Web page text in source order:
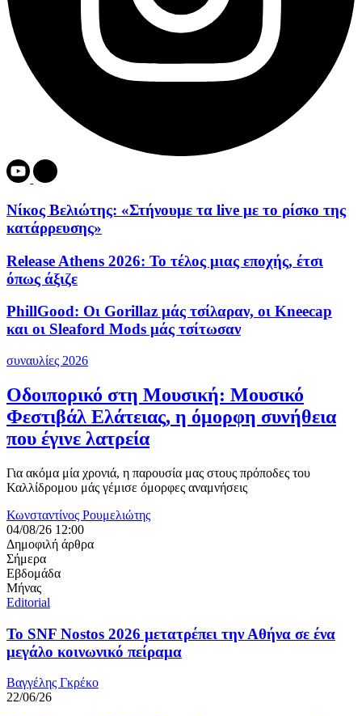
Νίκος Βελιώτης: «Στήνουμε τα live με το ρίσκο της
κατάρρευσης»
Release Athens 2026: Το τέλος μιας εποχής, έτσι
όπως άξιζε
PhillGood: Οι Gorillaz μάς τσίλαραν, οι Kneecap
και οι Sleaford Mods μάς τσίτωσαν
συναυλίες 2026
Οδοιπορικό στη Μουσική: Μουσικό
Φεστιβάλ Ελάτειας, η όμορφη συνήθεια
που έγινε λατρεία
Για ακόμα μία χρονιά, η παρουσία μας στους πρόποδες του
Καλλίδρομου μάς γέμισε όμορφες αναμνήσεις
Κωνσταντίνος Ρουμελιώτης
04/08/26 12:00
Δημοφιλή άρθρα
Σήμερα
Εβδομάδα
Μήνας
Editorial
Το SNF Nostos 2026 μετατρέπει την Αθήνα σε ένα
μεγάλο κοινωνικό πείραμα
Βαγγέλης Γκρέκο
22/06/26